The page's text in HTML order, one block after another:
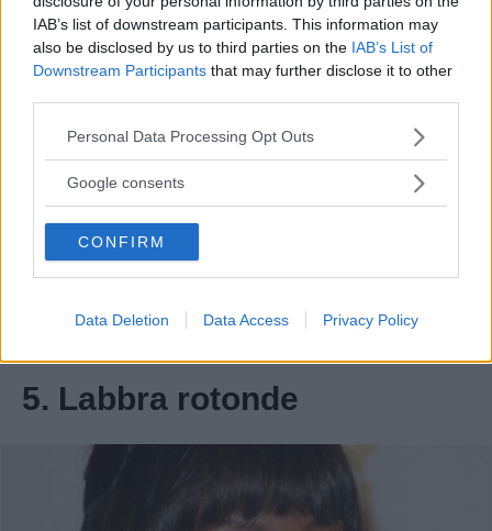
IAB’s list of downstream participants. This information may
also be disclosed by us to third parties on the IAB’s List of
Downstream Participants that may further disclose it to other
Please note that this website/app uses one or more Google
not limited to your visit or usage behaviour. You may click to
use your data for below specified purposes in below Google
consent section.
Personal Data Processing Opt Outs
Google consents
CONFIRM
Data Deletion Data Access Privacy Policy
Labbra carnose… chi non ha mai invidiato
quelle di Angelina Jolie o di Scarlett
Johansson? La forma di queste labbra indicano
personalità profonda, empatica e dotata
di grande spirito materno
. Sembra inoltre che
le donne con queste labbra siano forti e
fiduciose, oltre che tra le amanti più
appassionate! Wow, ragazze, se avete le labbra
5. Labbra rotonde